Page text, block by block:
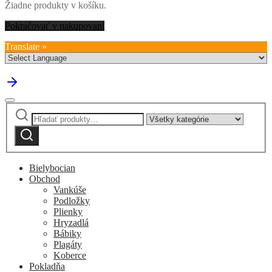
Žiadne produkty v košíku.
Pokračovať v nakupovaní
Translate »
Hľadať:
Narrow
by
Vyhľadávanie
Bielybocian
Obchod
Vankúše
Podložky
Plienky
Hryzadlá
Bábiky
Plagáty
Koberce
Pokladňa